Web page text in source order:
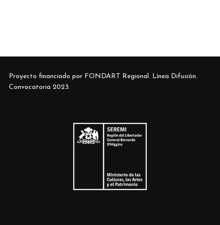
Proyecto financiado por FONDART Regional. Línea Difusión.
Convocatoria 2023.